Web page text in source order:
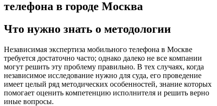
телефона в городе Москва
Что нужно знать о методологии
Независимая экспертиза мобильного телефона в Москве
требуется достаточно часто; однако далеко не все компании
могут решить эту проблему правильно. В тех случаях, когда
независимое исследование нужно для суда, его проведение
имеет целый ряд методических особенностей, знание которых
помогает оценить компетенцию исполнителя и решить верно
иные вопросы.